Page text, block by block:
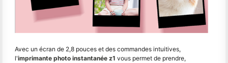
Avec un écran de 2,8 pouces et des commandes intuitives,
l'imprimante photo instantanée z1 vous permet de prendre,